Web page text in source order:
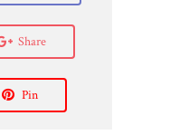
Share
Pin